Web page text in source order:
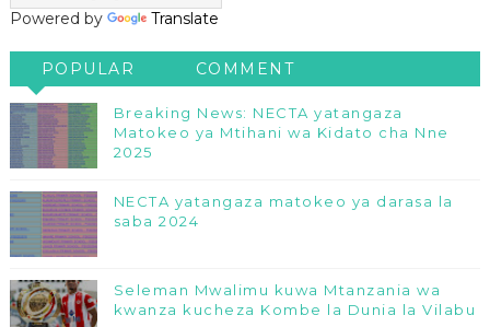
Powered by Translate
POPULAR COMMENT
Breaking News: NECTA yatangaza
Matokeo ya Mtihani wa Kidato cha Nne
2025
NECTA yatangaza matokeo ya darasa la
saba 2024
Seleman Mwalimu kuwa Mtanzania wa
kwanza kucheza Kombe la Dunia la Vilabu